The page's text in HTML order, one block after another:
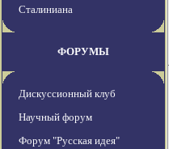
Сталиниана
ФОРУМЫ
Дискуссионный клуб
Научный форум
Форум "Русская идея"